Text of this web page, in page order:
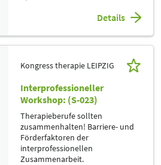
Details
Kongress therapie LEIPZIG
Interprofessioneller
Workshop: (S-023)
Therapieberufe sollten
zusammenhalten! Barriere- und
Förderfaktoren der
interprofessionellen
Zusammenarbeit.